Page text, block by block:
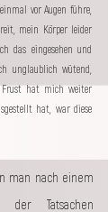
vor Augen führe,
mein Körper leider
das eingesehen und
unglaublich wütend,
hat mich weiter
hat, war diese
man nach einem
Tatsachen